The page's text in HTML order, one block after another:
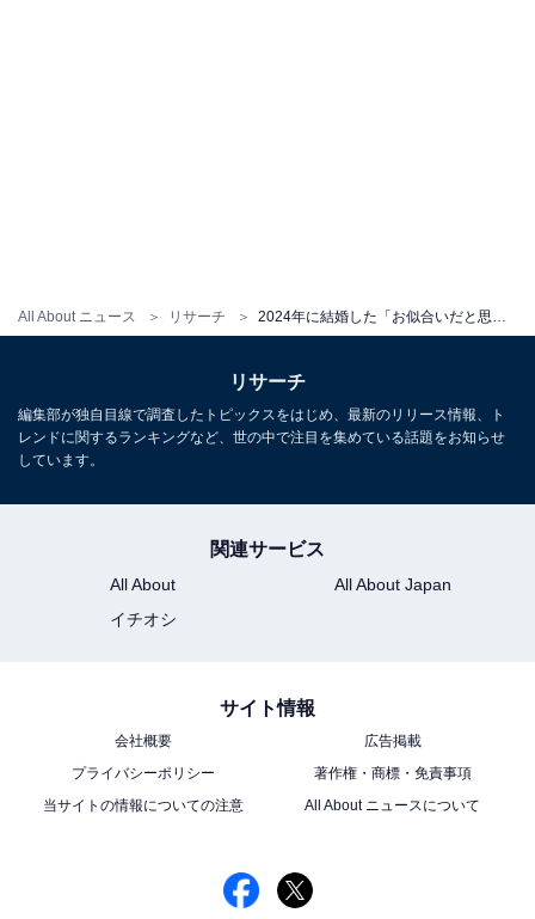
All About ニュース リサーチ 2024年に結婚した「お似合いだと思う夫婦」ランキング！ 山田裕貴×西野七瀬を抑えた1位は？
リサーチ
編集部が独自目線で調査したトピックスをはじめ、最新のリリース情報、ト
レンドに関するランキングなど、世の中で注目を集めている話題をお知らせ
しています。
関連サービス
All About
All About Japan
イチオシ
サイト情報
会社概要
広告掲載
プライバシーポリシー
著作権・商標・免責事項
当サイトの情報についての注意
All About ニュースについて